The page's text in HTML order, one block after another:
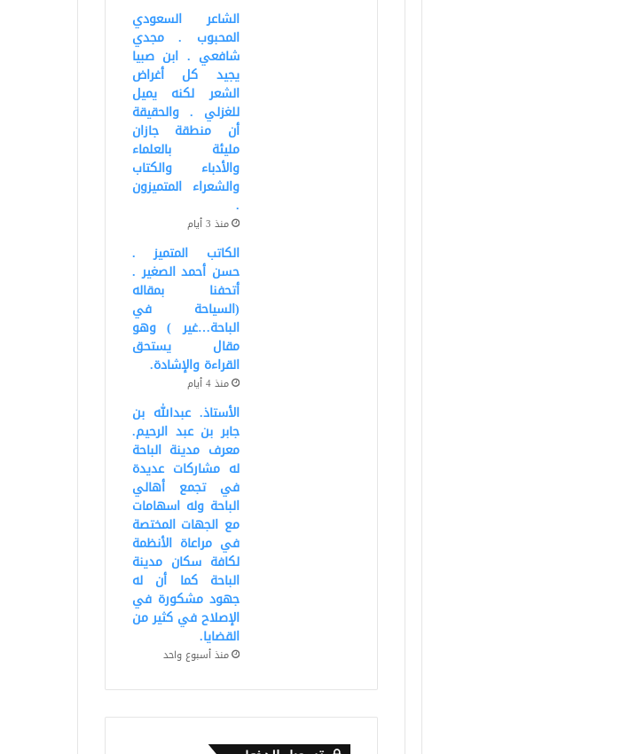
الشاعر السعودي
المحبوب . مجدي
شافعي . ابن صبيا
يجيد كل أغراض
الشعر لكنه يميل
للغزلي . والحقيقة
أن منطقة جازان
مليئة بالعلماء
والأدباء والكتاب
والشعراء المتميزون
.
منذ 3 أيام
الكاتب المتميز .
حسن أحمد الصغير .
أتحفنا بمقاله
(السياحة في
الباحة…غير ) وهو
مقال يستحق
القراءة والإشادة.
منذ 4 أيام
الأستاذ. عبدالله بن
جابر بن عبد الرحيم.
معرف مدينة الباحة
له مشاركات عديدة
في تجمع أهالي
الباحة وله اسهامات
مع الجهات المختصة
في مراعاة الأنظمة
لكافة سكان مدينة
الباحة كما أن له
جهود مشكورة في
الإصلاح في كثير من
القضايا.
منذ أسبوع واحد